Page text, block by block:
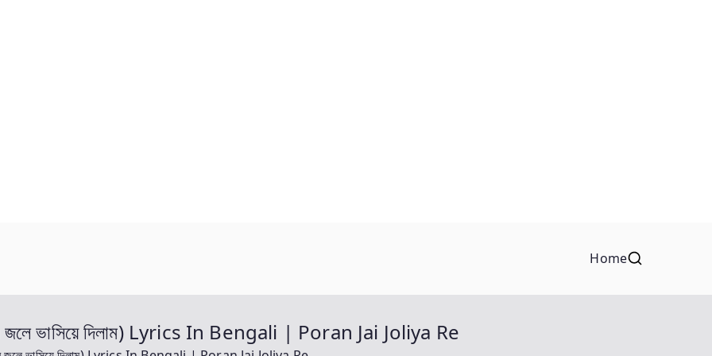
Home
ভাসিয়ে দিলাম) Lyrics In Bengali | Poran Jai Joliya Re